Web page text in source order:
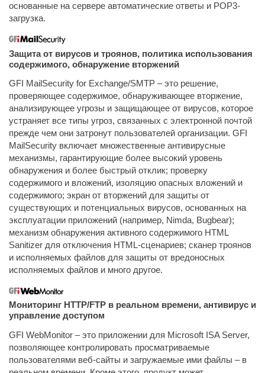
основанные на сервере автоматические ответы и POP3-
загрузка.
Защита от вирусов и троянов, политика использования
содержимого, обнаружение вторжений
GFI MailSecurity for Exchange/SMTP – это решение,
проверяющее содержимое, обнаруживающее вторжение,
анализирующее угрозы и защищающее от вирусов, которое
устраняет все типы угроз, связанных с электронной почтой
прежде чем они затронут пользователей организации. GFI
MailSecurity включает множественные антивирусные
механизмы, гарантирующие более высокий уровень
обнаружения и более быстрый отклик; проверку
содержимого и вложений, изоляцию опасных вложений и
содержимого; экран от вторжений для защиты от
существующих и потенциальных вирусов, основанных на
эксплуатации приложений (например, Nimda, Bugbear);
механизм обнаружения активного содержимого HTML
Sanitizer для отключения HTML-сценариев; сканер троянов
и исполняемых файлов для защиты от вредоносных
исполняемых файлов и много другое.
Мониторинг HTTP/FTP в реальном времени, антивирус и
управление доступом
GFI WebMonitor – это приложении для Microsoft ISA Server,
позволяющее контролировать просматриваемые
пользователями веб-сайты и загружаемые ими файлы – в